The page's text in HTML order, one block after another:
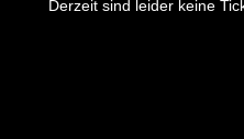
Derzeit sind leider keine